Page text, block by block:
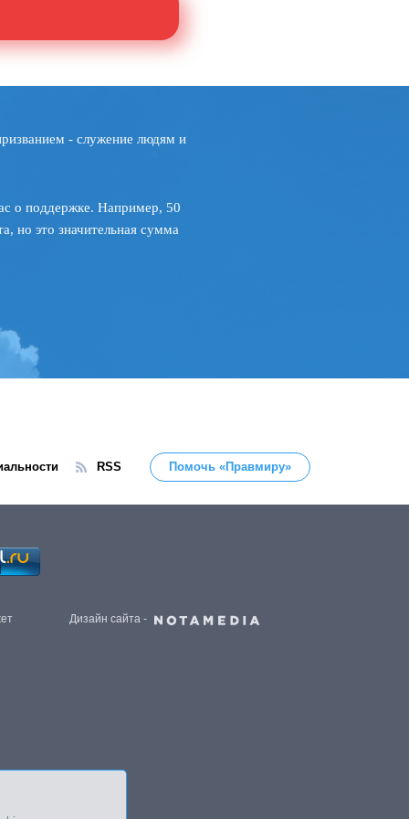
- служение людям и
о поддержке. Например, 50
но это значительная сумма
RSS Помочь «Правмиру»
Дизайн сайта -